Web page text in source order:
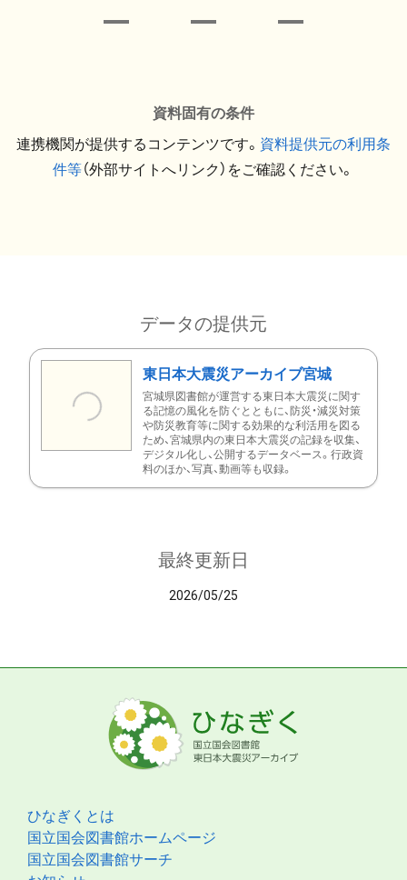
資料固有の条件
連携機関が提供するコンテンツです。 資料提供元の利用条
件等（外部サイトへリンク）をご確認ください。
データの提供元
東日本大震災アーカイブ宮城
宮城県図書館が運営する東日本大震災に関す
る記憶の風化を防ぐとともに、防災・減災対策
や防災教育等に関する効果的な利活用を図る
ため、宮城県内の東日本大震災の記録を収集、
デジタル化し、公開するデータベース。行政資
料のほか、写真、動画等も収録。
最終更新日
2026/05/25
ひなぎくとは
国立国会図書館ホームページ
国立国会図書館サーチ